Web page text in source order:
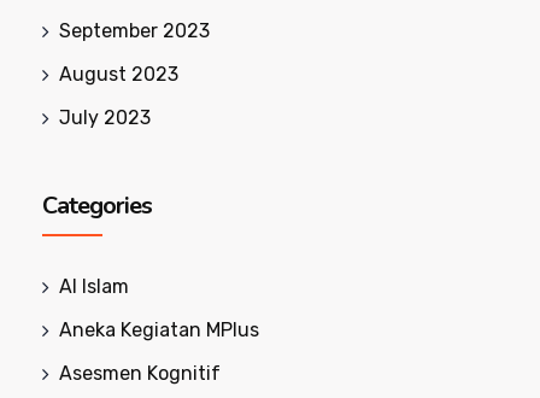
September 2023
August 2023
July 2023
Categories
Al Islam
Aneka Kegiatan MPlus
Asesmen Kognitif